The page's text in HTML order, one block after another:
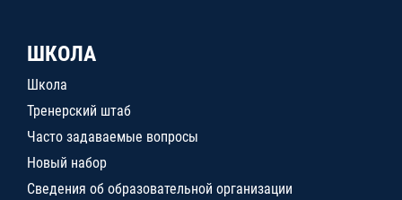
ШКОЛА
Школа
Тренерский штаб
Часто задаваемые вопросы
Новый набор
Сведения об образовательной организации